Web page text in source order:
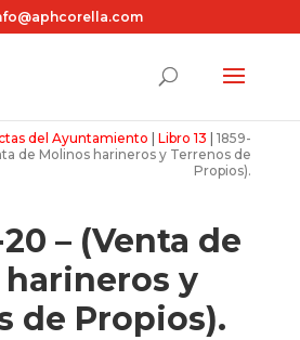
del Ayuntamiento |Libro 13 |1859-
de Molinos harineros y Terrenos de
Propios).
– (Venta de
y
de Propios).